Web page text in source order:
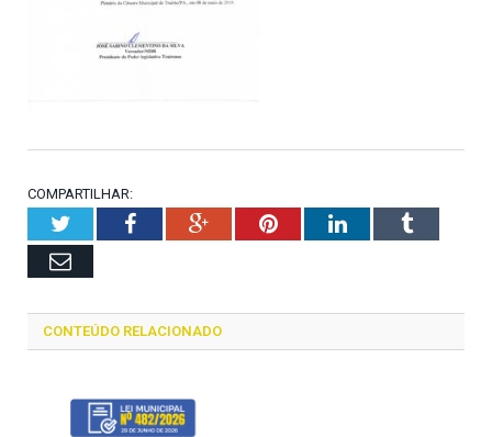
COMPARTILHAR:
TwitterFacebookGoogle+PinterestLinkedInTumblr
Email
CONTEÚDO RELACIONADO